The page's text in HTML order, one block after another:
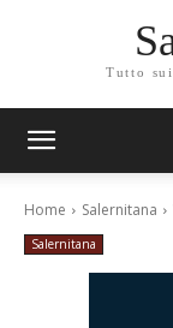
Tutto
Home Salernitana
Salernitana